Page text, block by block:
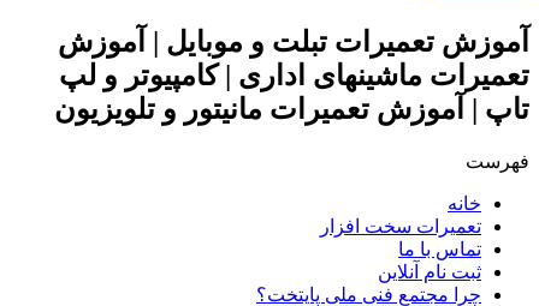
آموزش تعمیرات تبلت و موبایل | آموزش
تعمیرات ماشینهای اداری | کامپیوتر و لپ
تاپ | آموزش تعمیرات مانیتور و تلویزیون
فهرست
خانه
تعمیرات سخت افزار
تماس با ما
ثبت نام آنلاین
چرا مجتمع فنی ملی پایتخت؟